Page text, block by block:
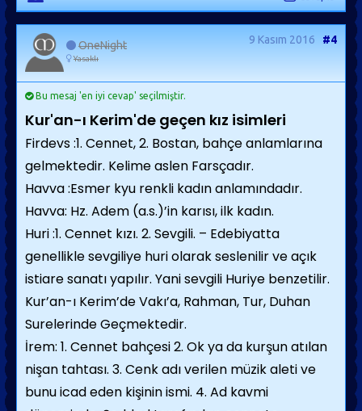
OneNight
Yasaklı
9 Kasım 2016 #4
Bu mesaj 'en iyi cevap' seçilmiştir.
Kur'an-ı Kerim'de geçen kız isimleri
Firdevs :1. Cennet, 2. Bostan, bahçe anlamlarına
gelmektedir. Kelime aslen Farsçadır.
Havva :Esmer kyu renkli kadın anlamındadır.
Havva: Hz. Adem (a.s.)’in karısı, ilk kadın.
Huri :1. Cennet kızı. 2. Sevgili. – Edebiyatta
genellikle sevgiliye huri olarak seslenilir ve açık
istiare sanatı yapılır. Yani sevgili Huriye benzetilir.
Kur’an-ı Kerim’de Vakı’a, Rahman, Tur, Duhan
Surelerinde Geçmektedir.
İrem: 1. Cennet bahçesi 2. Ok ya da kurşun atılan
nişan tahtası. 3. Cenk adı verilen müzik aleti ve
bunu icad eden kişinin ismi. 4. Ad kavmi